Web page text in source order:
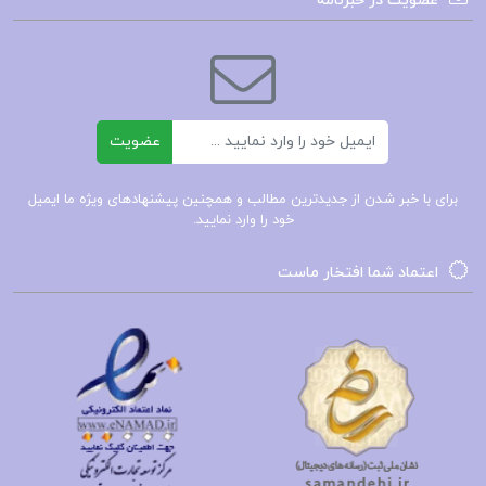
فصل دوم : بحران روحی در آمریکا
فصل چهارم : به خودتان زندگی دوباره ببخشید
فصل پنجم : لحظه های واقعی و کار
و…
کتاب لحظه های واقعی
لحظه های واقعی باربارا دی انجلس
دانلود رایگان کتاب های صوتی باربارا دی آنجلس
کتابهای باربارا دی آنجلس
لحظه های واقعی باربارا دی انجلس pdf
عضویت
برای با خبر شدن از جدیدترین مطالب و همچنین پیشنهادهای ویژه ما ایمیل
خود را وارد نمایید.
اعتماد شما افتخار ماست